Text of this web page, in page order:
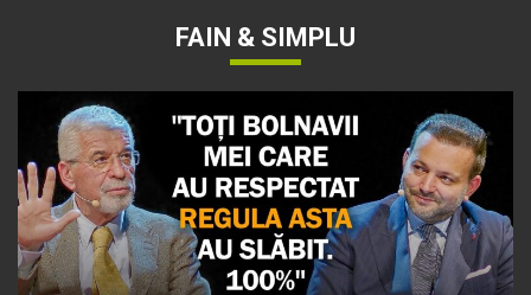
FAIN & SIMPLU